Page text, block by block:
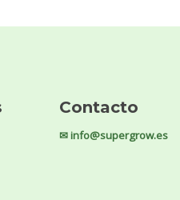
Contacto
✉ info@supergrow.es